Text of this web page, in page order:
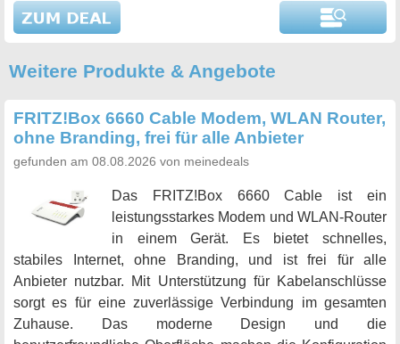
Weitere Produkte & Angebote
FRITZ!Box 6660 Cable Modem, WLAN Router,
ohne Branding, frei für alle Anbieter
gefunden am 08.08.2026 von meinedeals
Das FRITZ!Box 6660 Cable ist ein
leistungsstarkes Modem und WLAN-Router
in einem Gerät. Es bietet schnelles,
stabiles Internet, ohne Branding, und ist frei für alle
Anbieter nutzbar. Mit Unterstützung für Kabelanschlüsse
sorgt es für eine zuverlässige Verbindung im gesamten
Zuhause. Das moderne Design und die